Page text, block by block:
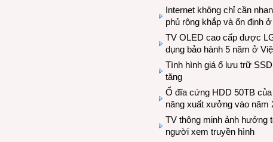
Internet không chỉ cần
phủ rộng khắp và ổn định
TV OLED cao cấp được
dụng bảo hành 5 năm ở
Tình hình giá ổ lưu trữ
tăng
Ổ đĩa cứng HDD 50TB
năng xuất xưởng vào năm
TV thông minh ảnh hưởng
người xem truyền hình